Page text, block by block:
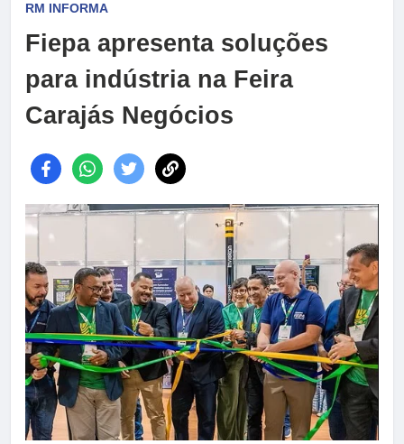
RM INFORMA
Fiepa apresenta soluções
para indústria na Feira
Carajás Negócios